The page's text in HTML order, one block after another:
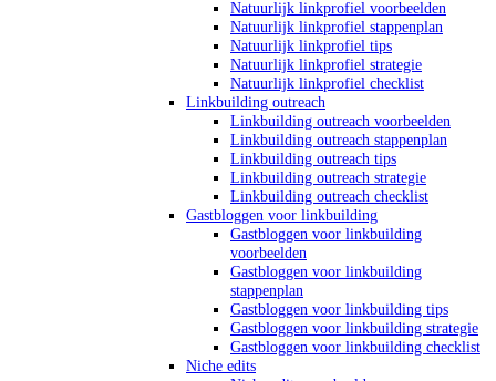
Natuurlijk linkprofiel voorbeelden
Natuurlijk linkprofiel stappenplan
Natuurlijk linkprofiel tips
Natuurlijk linkprofiel strategie
Natuurlijk linkprofiel checklist
Linkbuilding outreach
Linkbuilding outreach voorbeelden
Linkbuilding outreach stappenplan
Linkbuilding outreach tips
Linkbuilding outreach strategie
Linkbuilding outreach checklist
Gastbloggen voor linkbuilding
Gastbloggen voor linkbuilding
voorbeelden
Gastbloggen voor linkbuilding
stappenplan
Gastbloggen voor linkbuilding tips
Gastbloggen voor linkbuilding strategie
Gastbloggen voor linkbuilding checklist
Niche edits